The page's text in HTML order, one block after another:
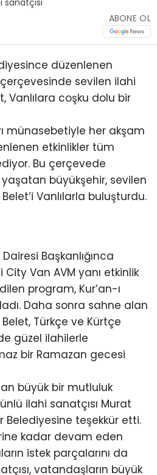
WhatsApp İhbar
Hattı
Instagram
Youtube
ABONE OL
düzenlenen
sevilen ilahi
Vanlılara coşku dolu bir
münasebetiyle her akşam
etkinlikler tüm
Bu çerçevede
büyükşehir, sevilen
Vanlılarla buluşturdu.
Başkanlığınca
Van AVM yanı etkinlik
program, Kur’an-ı
Daha sonra sahne alan
Türkçe ve Kürtçe
güzel ilahilerle
bir Ramazan gecesi
büyük bir mutluluk
ilahi sanatçısı Murat
Belediyesine teşekkür etti.
kadar devam eden
istek parçalarını da
vatandaşların büyük